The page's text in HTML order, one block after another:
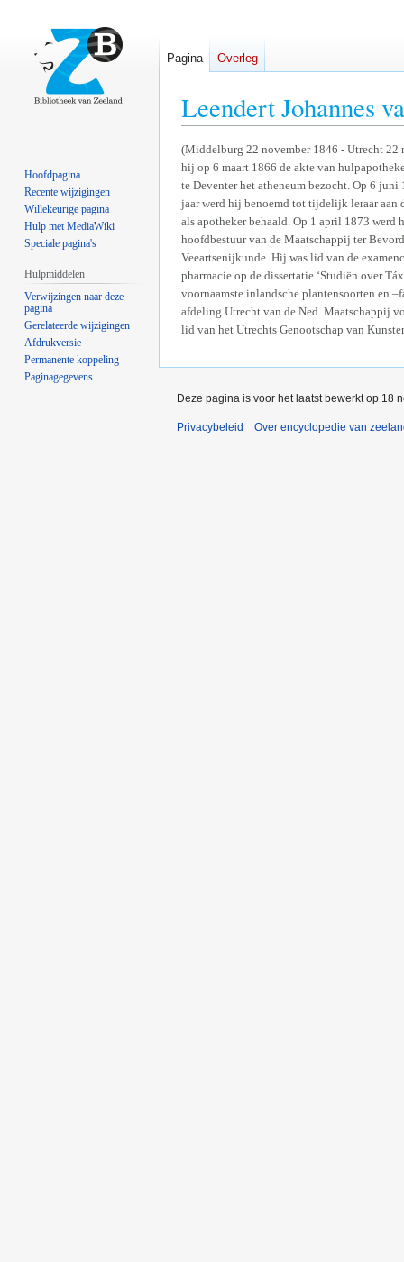
Leendert Johannes
Naar
navigatie
springen
Naar
zoeken
springen
(Middelburg 22 november 1846 - Utrecht 22
hij op 6 maart 1866 de akte van
te Deventer het atheneum bezocht. Op 6
jaar werd hij benoemd tot tijdelijk leraar
als apotheker behaald. Op 1 april 1873
hoofdbestuur van de Maatschappij ter
Veeartsenijkunde. Hij was lid van de
pharmacie op de dissertatie ‘Studiën over
voornaamste inlandsche plantensoorten en
afdeling Utrecht van de Ned. Maatschappij
lid van het Utrechts Genootschap van
Pagina Overleg
Hoofdpagina
Recente wijzigingen
Willekeurige pagina
Hulp met MediaWiki
Speciale pagina's
Hulpmiddelen
Verwijzingen naar deze
pagina
Gerelateerde wijzigingen
Afdrukversie
Permanente koppeling
Paginagegevens
Deze pagina is voor het laatst bewerkt op 18
Privacybeleid Over encyclopedie van